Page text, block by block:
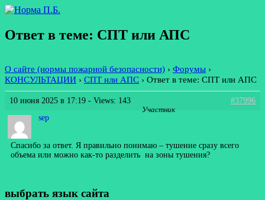
Ответ в теме: СПТ или АПС
О сайте (нормы пожарной безопасности) › Форумы ›
КОНСУЛЬТАЦИИ › СПТ или АПС › Ответ в теме: СПТ или АПС
10 июня 2025 в 17:19 - Views: 143
#37996
sep
Участник
Спасибо за ответ. Я правильно понимаю – тушение сразу всего
объема или можно как-то разделить на зоны тушения?
выбрать язык сайта